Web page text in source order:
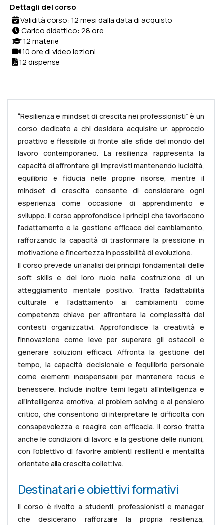
Dettagli del corso
Validità corso: 12 mesi dalla data di acquisto
Carico didattico: 28 ore
12 materie
10 ore di video lezioni
12 dispense
“Resilienza e mindset di crescita nei professionisti” è un
corso dedicato a chi desidera acquisire un approccio
proattivo e flessibile di fronte alle sfide del mondo del
lavoro contemporaneo. La resilienza rappresenta la
capacità di affrontare gli imprevisti mantenendo lucidità,
equilibrio e fiducia nelle proprie risorse, mentre il
mindset di crescita consente di considerare ogni
esperienza come occasione di apprendimento e
sviluppo. Il corso approfondisce i principi che favoriscono
l’adattamento e la gestione efficace del cambiamento,
rafforzando la capacità di trasformare la pressione in
motivazione e l’incertezza in possibilità di evoluzione.
Il corso prevede un’analisi dei principi fondamentali delle
soft skills e del loro ruolo nella costruzione di un
atteggiamento mentale positivo. Tratta l’adattabilità
culturale e l’adattamento ai cambiamenti come
competenze chiave per affrontare la complessità dei
contesti organizzativi. Approfondisce la creatività e
l’innovazione come leve per superare gli ostacoli e
generare soluzioni efficaci. Affronta la gestione del
tempo, la capacità decisionale e l’equilibrio personale
come elementi indispensabili per mantenere focus e
benessere. Include inoltre temi legati all’intelligenza e
all’intelligenza emotiva, al problem solving e al pensiero
critico, che consentono di interpretare le difficoltà con
consapevolezza e reagire con efficacia. Il corso tratta
anche le condizioni di lavoro e la gestione delle riunioni,
con l’obiettivo di favorire ambienti resilienti e mentalità
orientate alla crescita collettiva.
Destinatari e obiettivi formativi
Il corso è rivolto a studenti, professionisti e manager
che desiderano rafforzare la propria resilienza,